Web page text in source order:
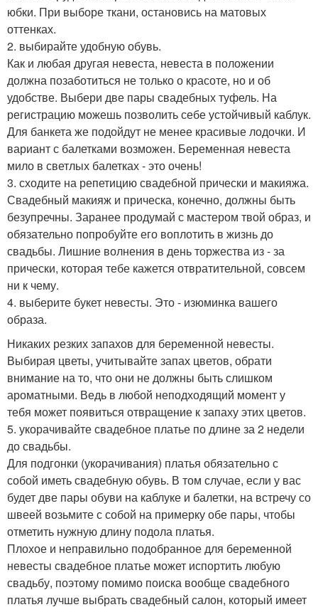
юбки. При выборе ткани, остановись на матовых
оттенках.
2. выбирайте удобную обувь.
Как и любая другая невеста, невеста в положении
должна позаботиться не только о красоте, но и об
удобстве. Выбери две пары свадебных туфель. На
регистрацию можешь позволить себе устойчивый каблук.
Для банкета же подойдут не менее красивые лодочки. И
вариант с балетками возможен. Беременная невеста
мило в светлых балетках - это очень!
3. сходите на репетицию свадебной прически и макияжа.
Свадебный макияж и прическа, конечно, должны быть
безупречны. Заранее продумай с мастером твой образ, и
обязательно попробуйте его воплотить в жизнь до
свадьбы. Лишние волнения в день торжества из - за
прически, которая тебе кажется отвратительной, совсем
ни к чему.
4. выберите букет невесты. Это - изюминка вашего
образа.
Никаких резких запахов для беременной невесты.
Выбирая цветы, учитывайте запах цветов, обрати
внимание на то, что они не должны быть слишком
ароматными. Ведь в любой неподходящий момент у
тебя может появиться отвращение к запаху этих цветов.
5. укорачивайте свадебное платье по длине за 2 недели
до свадьбы.
Для подгонки (укорачивания) платья обязательно с
собой иметь свадебную обувь. В том случае, если у вас
будет две пары обуви на каблуке и балетки, на встречу со
швеей возьмите с собой на примерку обе пары, чтобы
отметить нужную длину подола платья.
Плохое и неправильно подобранное для беременной
невесты свадебное платье может испортить любую
свадьбу, поэтому помимо поиска вообще свадебного
платья лучше выбрать свадебный салон, который имеет